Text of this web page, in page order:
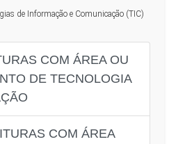
de Informação e Comunicação (TIC)
COM ÁREA OU
DE TECNOLOGIA
COM ÁREA